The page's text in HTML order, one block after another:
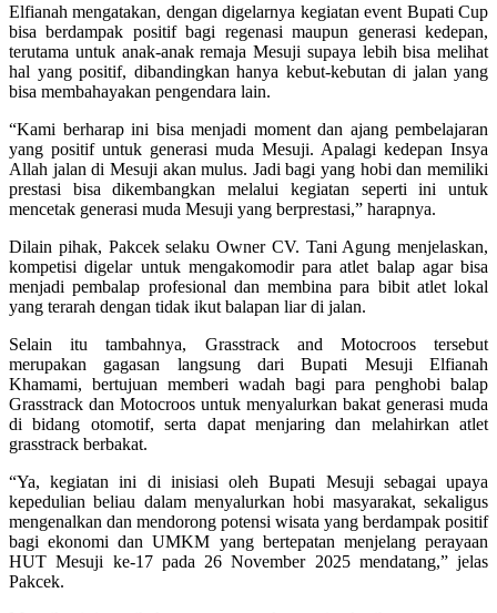
Elfianah mengatakan, dengan digelarnya kegiatan event Bupati Cup
bisa berdampak positif bagi regenasi maupun generasi kedepan,
terutama untuk anak-anak remaja Mesuji supaya lebih bisa melihat
hal yang positif, dibandingkan hanya kebut-kebutan di jalan yang
bisa membahayakan pengendara lain.
“Kami berharap ini bisa menjadi moment dan ajang pembelajaran
yang positif untuk generasi muda Mesuji. Apalagi kedepan Insya
Allah jalan di Mesuji akan mulus. Jadi bagi yang hobi dan memiliki
prestasi bisa dikembangkan melalui kegiatan seperti ini untuk
mencetak generasi muda Mesuji yang berprestasi,” harapnya.
Dilain pihak, Pakcek selaku Owner CV. Tani Agung menjelaskan,
kompetisi digelar untuk mengakomodir para atlet balap agar bisa
menjadi pembalap profesional dan membina para bibit atlet lokal
yang terarah dengan tidak ikut balapan liar di jalan.
Selain itu tambahnya, Grasstrack and Motocroos tersebut
merupakan gagasan langsung dari Bupati Mesuji Elfianah
Khamami, bertujuan memberi wadah bagi para penghobi balap
Grasstrack dan Motocroos untuk menyalurkan bakat generasi muda
di bidang otomotif, serta dapat menjaring dan melahirkan atlet
grasstrack berbakat.
“Ya, kegiatan ini di inisiasi oleh Bupati Mesuji sebagai upaya
kepedulian beliau dalam menyalurkan hobi masyarakat, sekaligus
mengenalkan dan mendorong potensi wisata yang berdampak positif
bagi ekonomi dan UMKM yang bertepatan menjelang perayaan
HUT Mesuji ke-17 pada 26 November 2025 mendatang,” jelas
Pakcek.